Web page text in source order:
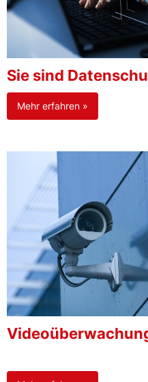
Sie sind
Mehr erfahren »